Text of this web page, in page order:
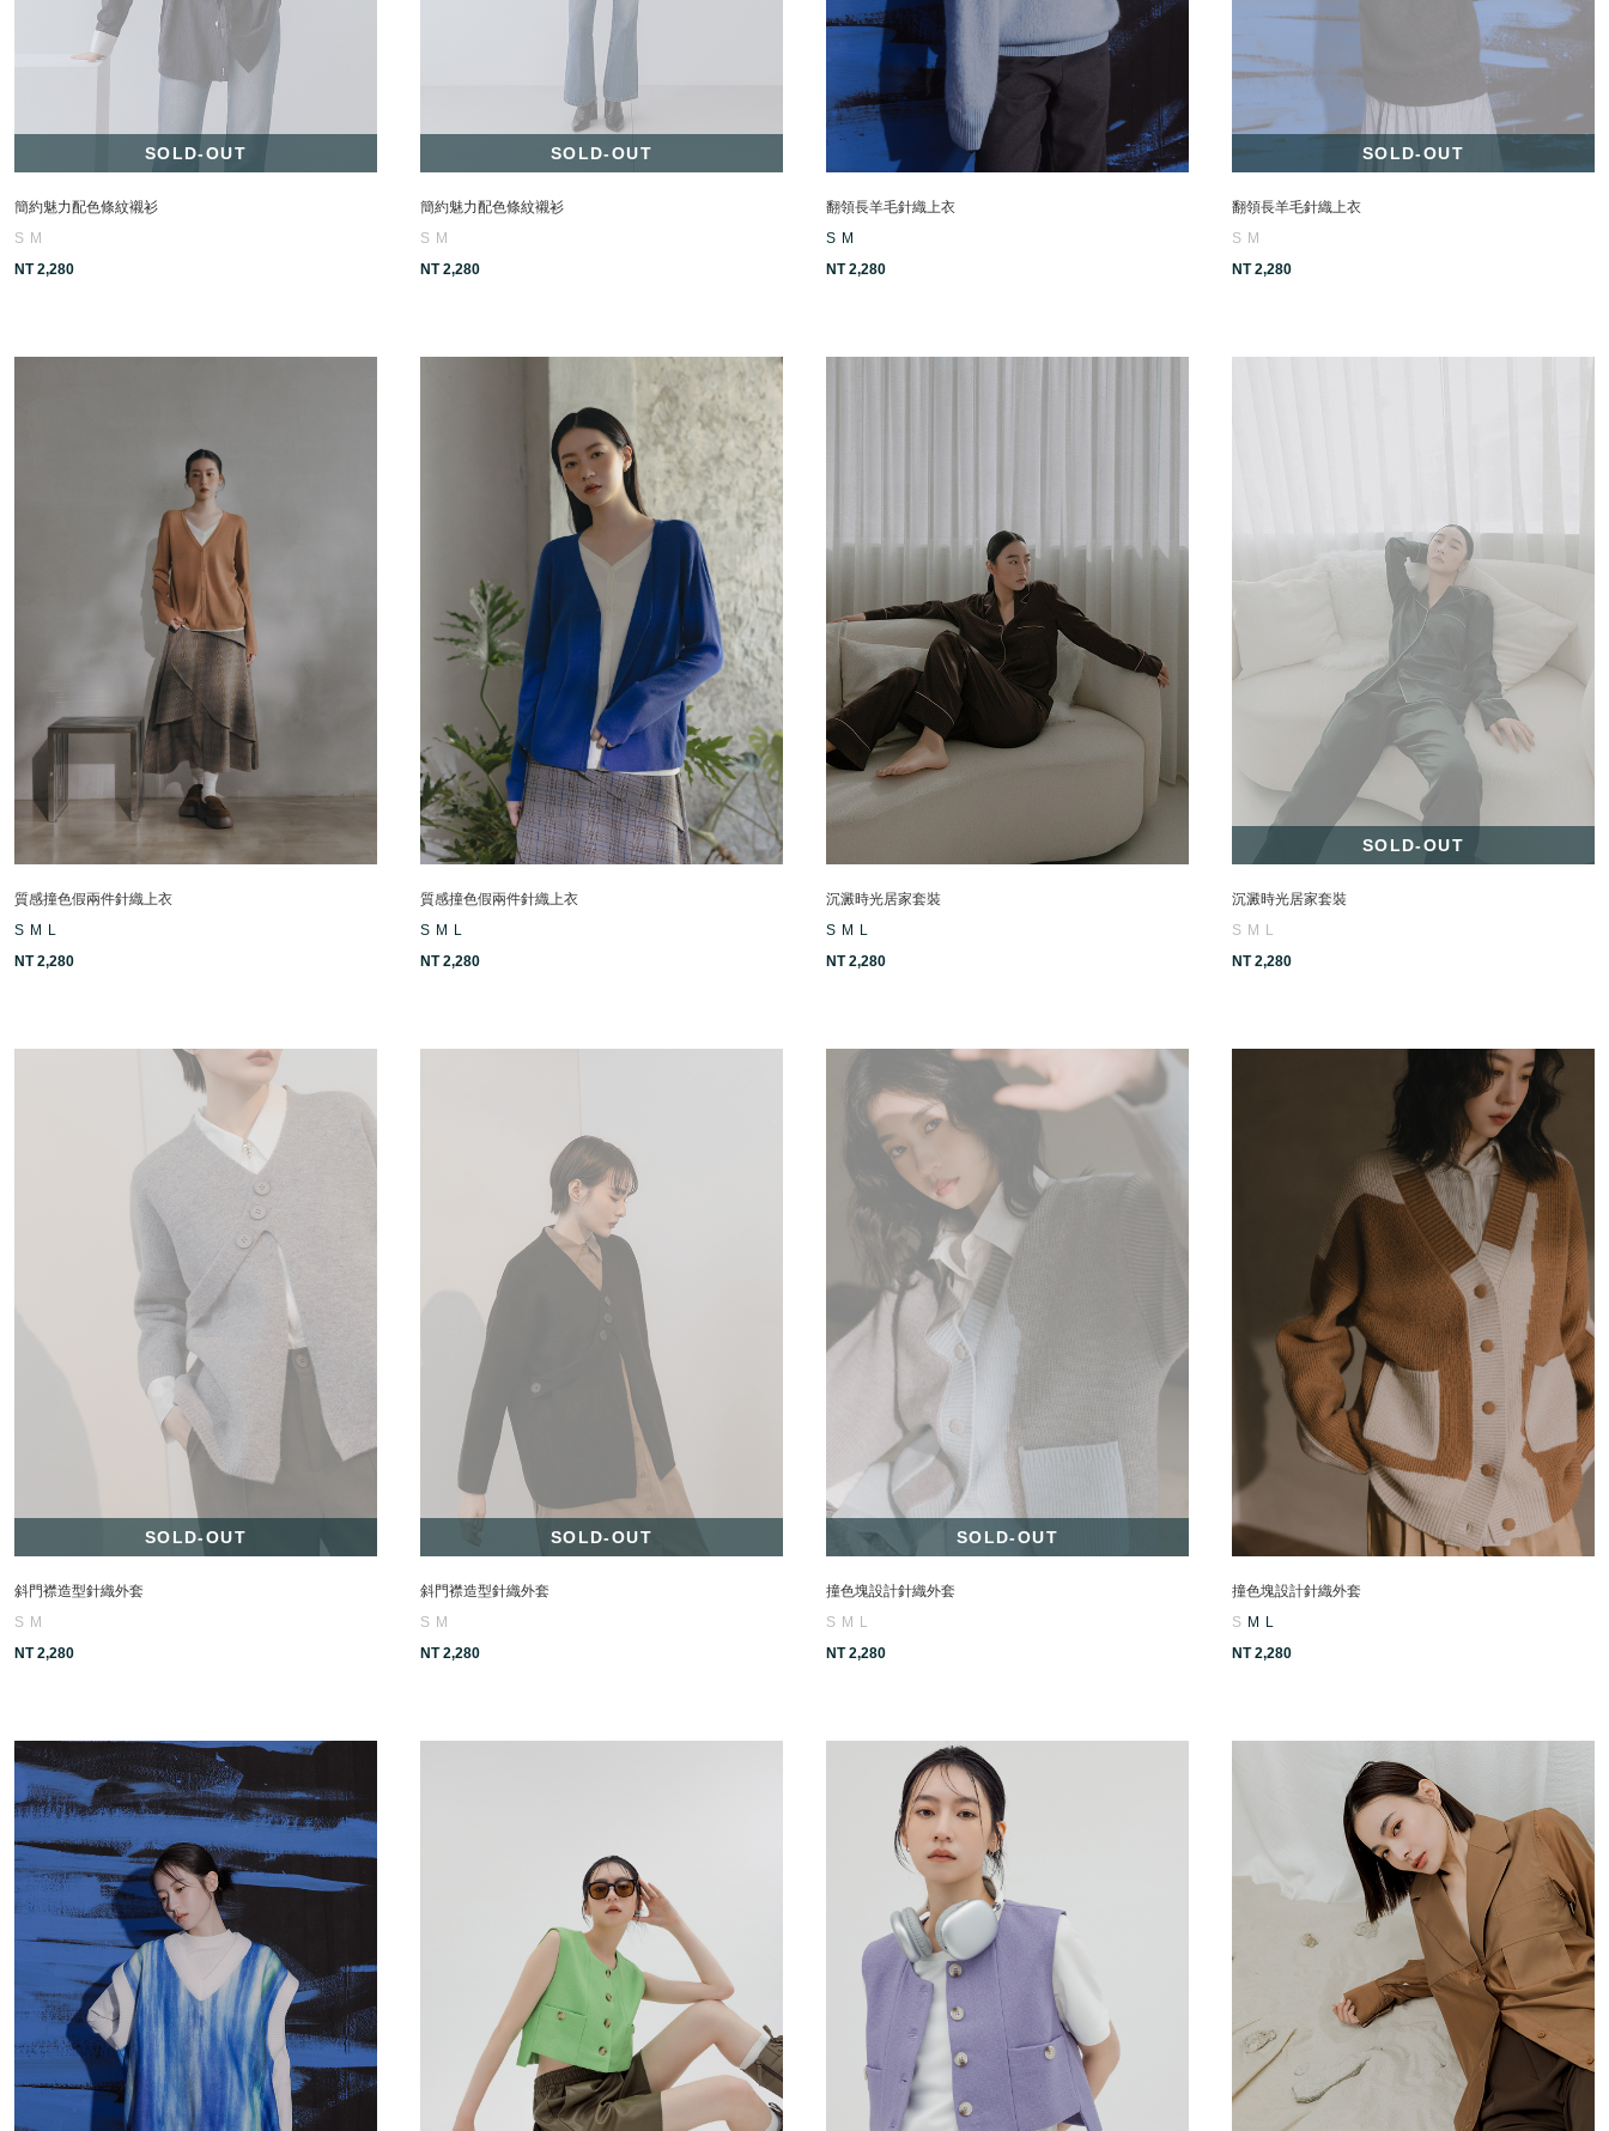
SOLD-OUT
簡約魅力配色條紋襯衫
S M
NT 2,280
SOLD-OUT
簡約魅力配色條紋襯衫
S M
NT 2,280
翻領長羊毛針織上衣
S M
NT 2,280
SOLD-OUT
翻領長羊毛針織上衣
S M
NT 2,280
質感撞色假兩件針織上衣
S M L
NT 2,280
質感撞色假兩件針織上衣
S M L
NT 2,280
沉澱時光居家套裝
S M L
NT 2,280
SOLD-OUT
沉澱時光居家套裝
S M L
NT 2,280
SOLD-OUT
斜門襟造型針織外套
S M
NT 2,280
SOLD-OUT
斜門襟造型針織外套
S M
NT 2,280
SOLD-OUT
撞色塊設計針織外套
S M
L
NT 2,280
撞色塊設計針織外套
S M
L
NT 2,280